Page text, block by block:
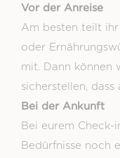
Vor der Anreise
Am besten teilt
oder
mit. Dann können
sicherstellen,
Bei der Ankunft
Bei eurem Check-
Bedürfnisse noch